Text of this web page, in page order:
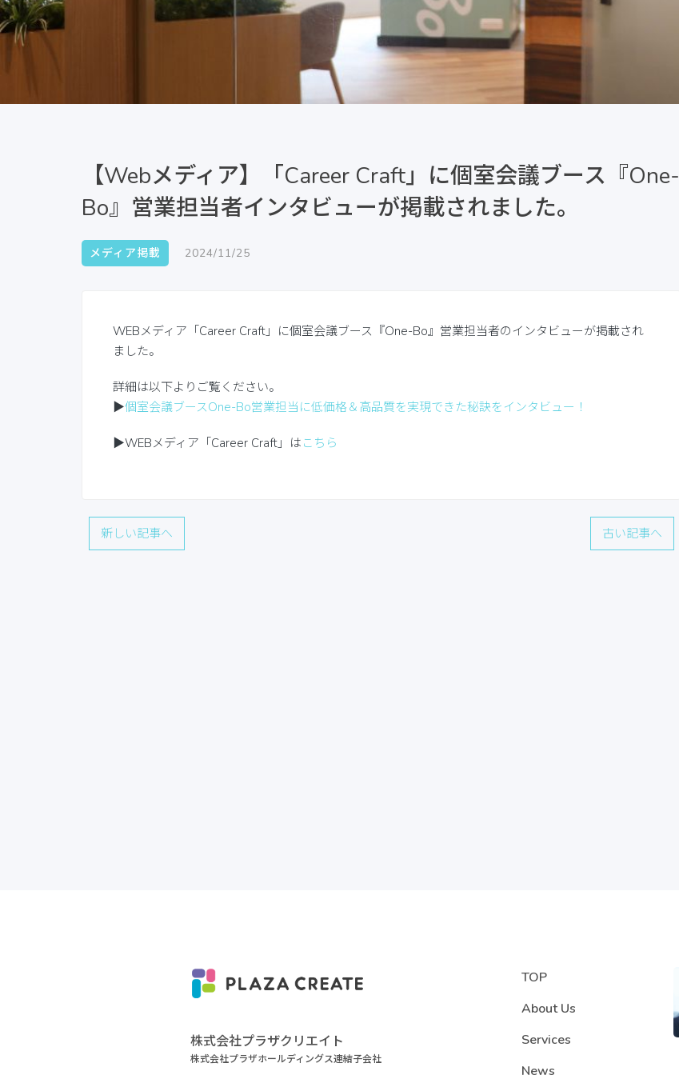
【Webメディア】「Career Craft」に個室会議ブース『One-
Bo』営業担当者インタビューが掲載されました。
メディア掲載 2024/11/25
WEBメディア「Career Craft」に個室会議ブース『One-Bo』営業担当者のインタビューが掲載され
ました。
詳細は以下よりご覧ください。
▶個室会議ブースOne-Bo営業担当に低価格＆高品質を実現できた秘訣をインタビュー！
▶WEBメディア「Career Craft」は こちら
新しい記事へ 古い記事へ
株式会社プラザクリエイト
株式会社プラザホールディングス連結子会社
TOP
About Us
Services
News